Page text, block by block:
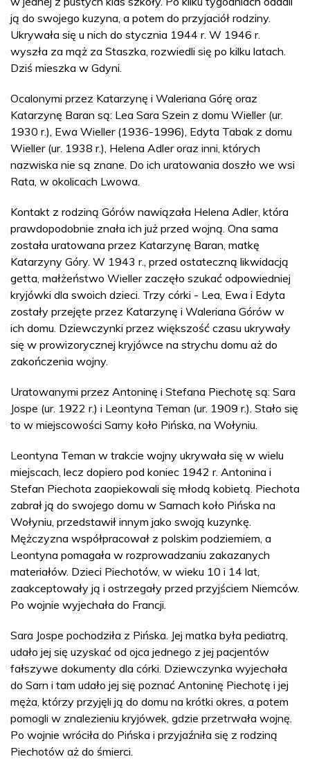
ją do swojego kuzyna, a potem do przyjaciół rodziny.
Ukrywała się u nich do stycznia 1944 r. W 1946 r.
wyszła za mąż za Staszka, rozwiedli się po kilku latach.
Dziś mieszka w Gdyni.
Ocalonymi przez Katarzynę i Waleriana Górę oraz
Katarzynę Baran są: Lea Sara Szein z domu Wieller (ur.
1930 r.), Ewa Wieller (1936-1996), Edyta Tabak z domu
Wieller (ur. 1938 r.), Helena Adler oraz inni, których
nazwiska nie są znane. Do ich uratowania doszło we wsi
Rata, w okolicach Lwowa.
Kontakt z rodziną Górów nawiązała Helena Adler, która
prawdopodobnie znała ich już przed wojną. Ona sama
została uratowana przez Katarzynę Baran, matkę
Katarzyny Góry. W 1943 r., przed ostateczną likwidacją
getta, małżeństwo Wieller zaczęło szukać odpowiedniej
kryjówki dla swoich dzieci. Trzy córki - Lea, Ewa i Edyta
zostały przejęte przez Katarzynę i Waleriana Górów w
ich domu. Dziewczynki przez większość czasu ukrywały
się w prowizorycznej kryjówce na strychu domu aż do
zakończenia wojny.
Uratowanymi przez Antoninę i Stefana Piechotę są: Sara
Jospe (ur. 1922 r.) i Leontyna Teman (ur. 1909 r.). Stało się
to w miejscowości Sarny koło Pińska, na Wołyniu.
Leontyna Teman w trakcie wojny ukrywała się w wielu
miejscach, lecz dopiero pod koniec 1942 r. Antonina i
Stefan Piechota zaopiekowali się młodą kobietą. Piechota
zabrał ją do swojego domu w Sarnach koło Pińska na
Wołyniu, przedstawił innym jako swoją kuzynkę.
Mężczyzna współpracował z polskim podziemiem, a
Leontyna pomagała w rozprowadzaniu zakazanych
materiałów. Dzieci Piechotów, w wieku 10 i 14 lat,
zaakceptowały ją i ostrzegały przed przyjściem Niemców.
Po wojnie wyjechała do Francji.
Sara Jospe pochodziła z Pińska. Jej matka była pediatrą,
udało jej się uzyskać od ojca jednego z jej pacjentów
fałszywe dokumenty dla córki. Dziewczynka wyjechała
do Sarn i tam udało jej się poznać Antoninę Piechotę i jej
męża, którzy przyjęli ją do domu na krótki okres, a potem
pomogli w znalezieniu kryjówek, gdzie przetrwała wojnę.
Po wojnie wróciła do Pińska i przyjaźniła się z rodziną
Piechotów aż do śmierci.